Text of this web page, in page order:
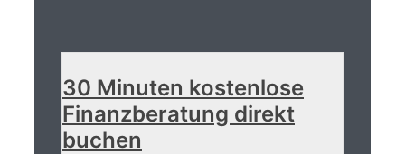
30 Minuten kostenlose
Finanzberatung direkt
buchen